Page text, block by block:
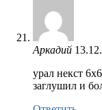
Аркадий
урал некст
заглушил и